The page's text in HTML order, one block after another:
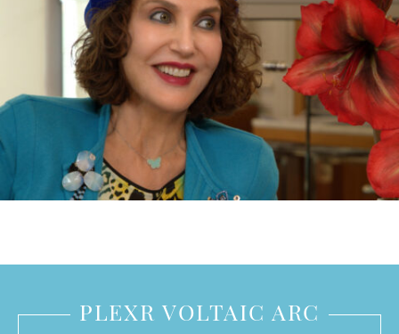
PLEXR VOLTAIC ARC